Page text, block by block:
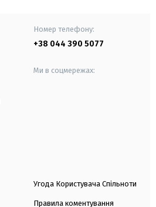
Номер телефону:
+38 044 390 5077
Ми в соцмережах:
Угода Користувача Спільноти
Правила коментування